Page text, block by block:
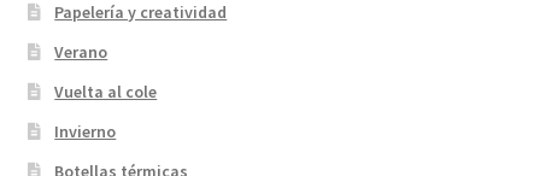
Papelería y creatividad
Verano
Vuelta al cole
Invierno